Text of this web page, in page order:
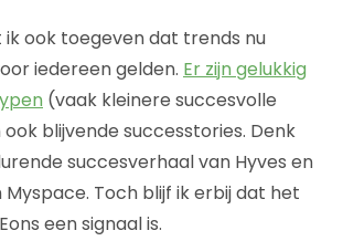
ik ook toegeven dat trends nu
iedereen gelden. Er zijn gelukkig
(vaak kleinere succesvolle
blijvende successtories. Denk
succesverhaal van Hyves en
Toch blijf ik erbij dat het
een signaal is.